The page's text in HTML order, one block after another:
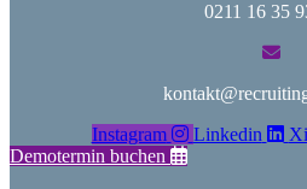
0211 16 35
Instagram
Linkedin
Demotermin buchen